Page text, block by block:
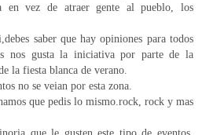
en vez de atraer gente al pueblo, los
saber que hay opiniones para todos
nos gusta la iniciativa por parte de la
la fiesta blanca de verano.
no se veian por esta zona.
que pedis lo mismo.rock, rock y mas